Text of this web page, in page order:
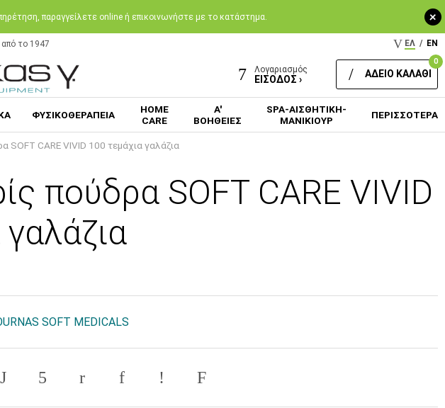
+
παραγγείλετε online ή επικοινωνήστε με το κατάστημα.
από το 1947 ΕΛ / EN
Λογαριασμός
ΕΙΣΟΔΟΣ ›
0
ΑΔΕΙΟ ΚΑΛΑΘΙ
ΦΥΣΙΚΟΘΕΡΑΠΕΙΑ
HOME
CARE
Α'
ΒΟΗΘΕΙΕΣ
SPA-ΑΙΣΘΗΤΙΚΗ-
ΜΑΝΙΚΙΟΥΡ
ΠΕΡΙΣΣΟΤΕΡΑ
SOFT CARE VIVID 100 τεμάχια γαλάζια
πούδρα SOFT CARE VIVID
SOFT MEDICALS